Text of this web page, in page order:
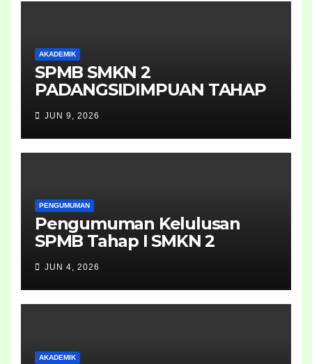
AKADEMIK
SPMB SMKN 2
PADANGSIDIMPUAN TAHAP
JUN 9, 2026
PENGUMUMAN
Pengumuman Kelulusan
SPMB Tahap I SMKN 2
2026
JUN 4, 2026
AKADEMIK